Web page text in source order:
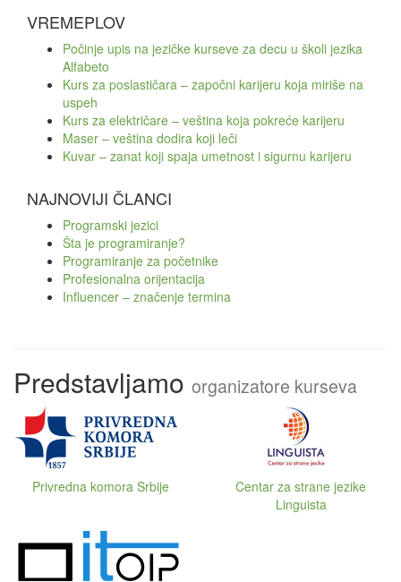
VREMEPLOV
Počinje upis na jezičke kurseve za decu u školi jezika
Alfabeto
Kurs za poslastičara – započni karijeru koja miriše na
uspeh
Kurs za električare – veština koja pokreće karijeru
Maser – veština dodira koji leči
Kuvar – zanat koji spaja umetnost i sigurnu karijeru
NAJNOVIJI ČLANCI
Programski jezici
Šta je programiranje?
Programiranje za početnike
Profesionalna orijentacija
Influencer – značenje termina
Predstavljamo organizatore kurseva
Privredna komora Srbije
Centar za strane jezike
Linguista